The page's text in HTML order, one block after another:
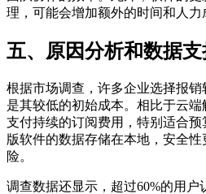
理，可能会增加额外的时间和人力
五、原因分析和数据支
根据市场调查，许多企业选择报
是其较低的初始成本。相比于云
支付持续的订阅费用，特别适合
版软件的数据存储在本地，安全
险。
调查数据还显示，超过60%的用户